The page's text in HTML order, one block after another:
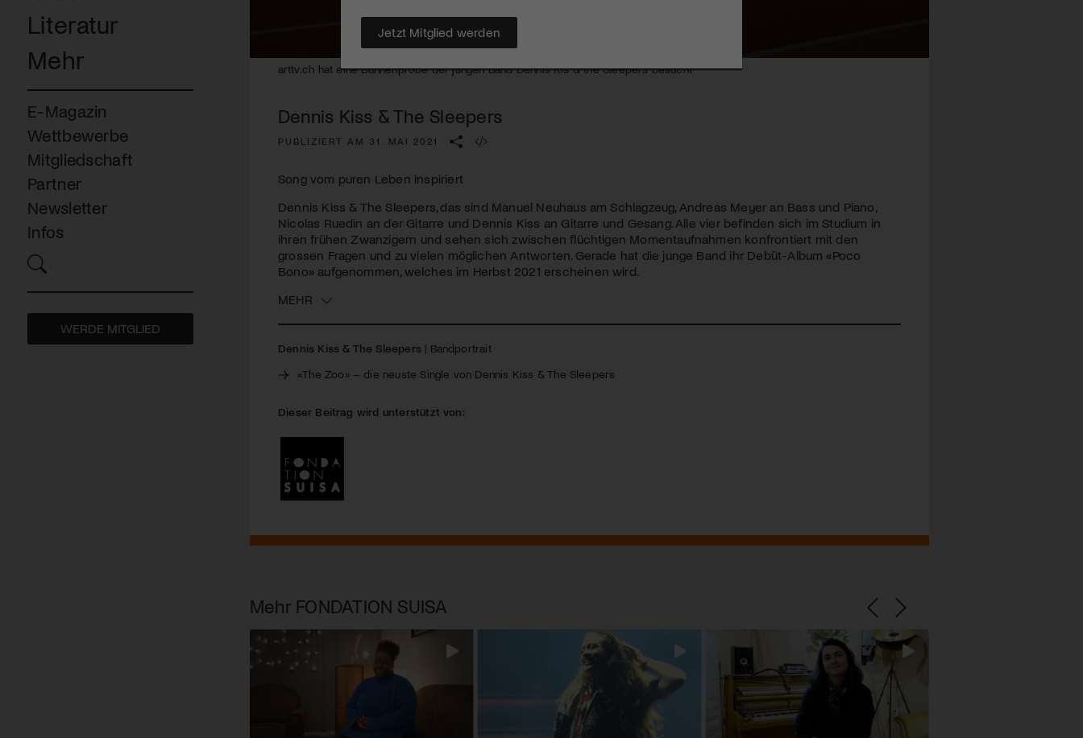
Literatur
Mehr
E-Magazin
Wettbewerbe
Mitgliedschaft
Partner
Newsletter
Infos
WERDE MITGLIED
seconds
minutes,
secondsVolume
arttv.ch hat eine Bühnenprobe der jungen Band Dennis Kis & the Sleepers besucht
Dennis Kiss & The Sleepers
PUBLIZIERT AM 31. MAI 2021
Song vom puren Leben inspiriert
Dennis Kiss & The Sleepers, das sind Manuel Neuhaus am Schlagzeug, Andreas Meyer an Bass und Piano,
Nicolas Ruedin an der Gitarre und Dennis Kiss an Gitarre und Gesang. Alle vier befinden sich im Studium in
ihren frühen Zwanzigern und sehen sich zwischen flüchtigen Momentaufnahmen konfrontiert mit den
grossen Fragen und zu vielen möglichen Antworten. Gerade hat die junge Band ihr Debüt-Album «Poco
Bono» aufgenommen, welches im Herbst 2021 erscheinen wird.
MEHR
Dennis Kiss & The Sleepers | Bandportrait
«The Zoo» – die neuste Single von Dennis Kiss & The Sleepers
Dieser Beitrag wird unterstützt von:
Mehr FONDATION SUISA
Jetzt Mitglied werden